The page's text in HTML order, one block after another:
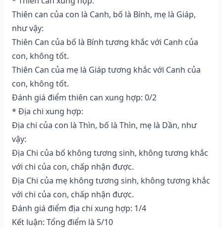
Thiên can của con là Canh, bố là Bính, mẹ là Giáp,
như vậy:
Thiên Can của bố là Bính tương khắc với Canh của
con, không tốt.
Thiên Can của mẹ là Giáp tương khắc với Canh của
con, không tốt.
Đánh giá điểm thiên can xung hợp: 0/2
* Địa chi xung hợp:
Địa chi của con là Thìn, bố là Thìn, mẹ là Dần, như
vậy:
Địa Chi của bố không tương sinh, không tương khắc
với chi của con, chấp nhận được.
Địa Chi của mẹ không tương sinh, không tương khắc
với chi của con, chấp nhận được.
Đánh giá điểm địa chi xung hợp: 1/4
Kết luận: Tổng điểm là 5/10